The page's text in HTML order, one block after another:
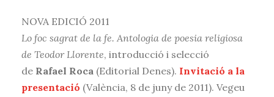
NOVA EDICIÓ 2011
Lo foc sagrat de la fe. Antologia de poesia religiosa
de Teodor Llorente, introducció i selecció
de Rafael Roca (Editorial Denes). Invitació a la
presentació (València, 8 de juny de 2011). Vegeu